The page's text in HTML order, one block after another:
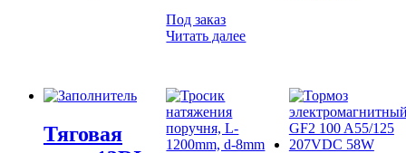
Под заказ
Читать далее
Тяговая